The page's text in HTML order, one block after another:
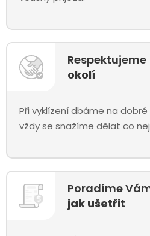
Respektujeme
okolí
Při vyklízení dbáme na
vždy se snažíme dělat co
Poradíme
jak ušetřit